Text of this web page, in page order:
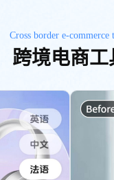
Cross border e-commerce
跨境电商工